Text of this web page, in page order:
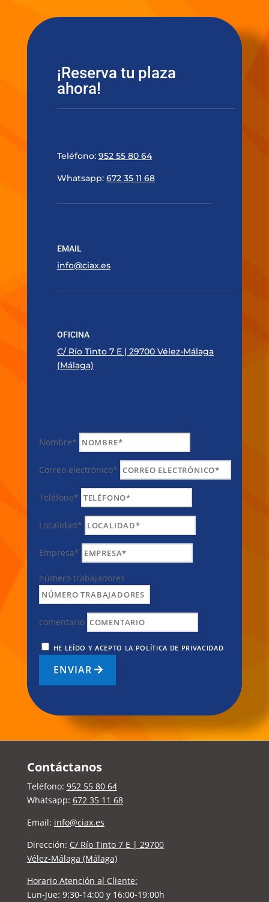
¡Reserva tu plaza
ahora!
Teléfono: 952 55 80 64
Whatsapp: 672 35 11 68
EMAIL
info@ciax.es
OFICINA
C/ Río Tinto 7 E | 29700 Vélez-Málaga
(Málaga)
Nombre*
Correo electrónico*
Teléfono*
Localidad*
Empresa*
número trabajadores
comentario
HE LEÍDO Y ACEPTO LA POLÍTICA DE PRIVACIDAD
ENVIAR
Contáctanos
Teléfono: 952 55 80 64
Whatsapp: 672 35 11 68
Email: info@ciax.es
Dirección: C/ Río Tinto 7 E | 29700
Vélez-Málaga (Málaga)
Horario Atención al Cliente:
Lun-Jue: 9:30-14:00 y 16:00-19:00h